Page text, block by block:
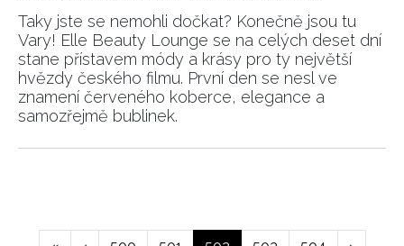
Taky jste se nemohli dočkat? Konečně jsou tu
Vary! Elle Beauty Lounge se na celých deset dní
stane přístavem módy a krásy pro ty největší
hvězdy českého filmu. První den se nesl ve
znamení červeného koberce, elegance a
samozřejmě bublinek.